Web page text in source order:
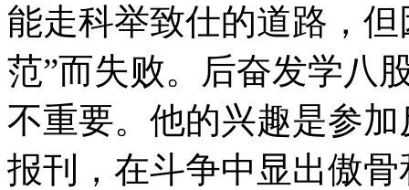
能走科举致仕的道路，
范”而失败。后奋发学八
不重要。他的兴趣是参
报刊，在斗争中显出傲